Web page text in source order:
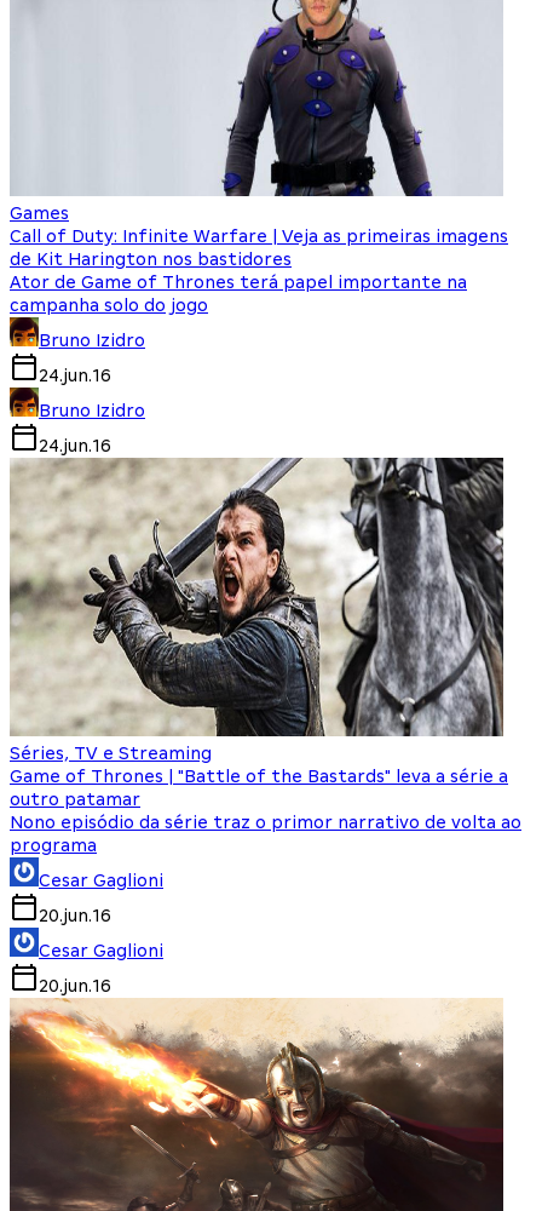
Games
Call of Duty: Infinite Warfare | Veja as primeiras imagens
de Kit Harington nos bastidores
Ator de Game of Thrones terá papel importante na
campanha solo do jogo
Bruno Izidro
24.jun.16
Bruno Izidro
24.jun.16
Séries, TV e Streaming
Game of Thrones | "Battle of the Bastards" leva a série a
outro patamar
Nono episódio da série traz o primor narrativo de volta ao
programa
Cesar Gaglioni
20.jun.16
Cesar Gaglioni
20.jun.16